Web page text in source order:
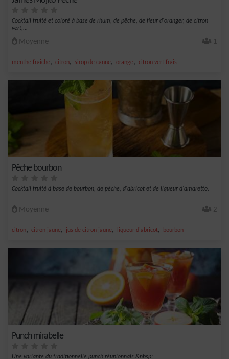
Cocktail fruité et coloré à base de rhum, de pêche, de fleur d'oranger, de citron
vert,...
Moyenne 1
menthe fraîche, citron, sirop de canne, orange, citron vert frais
Pêche bourbon
Cocktail fruité à base de bourbon, de pêche, d'abricot et de liqueur d'amaretto.
Moyenne 2
citron, citron jaune, jus de citron jaune, liqueur d'abricot, bourbon
Punch mirabelle
Une variante du traditionnelle punch réunionnais.&nbsp;